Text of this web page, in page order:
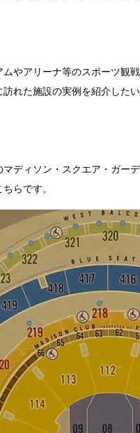
やアリーナ等のスポーツ観
れた施設の実例を紹介した
ディソン・スクエア・ガー
らです。